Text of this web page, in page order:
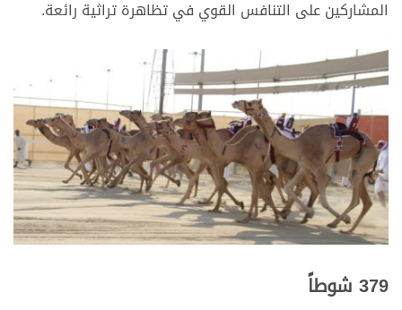
المشاركين على التنافس القوي في تظاهرة تراثية رائعة.
<
379 شوطاً